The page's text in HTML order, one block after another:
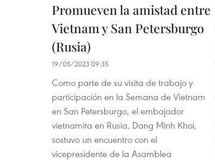
Promueven la amistad entre
Vietnam y San Petersburgo
(Rusia)
19/05/2023 09:35
Como parte de su visita de trabajo y
participación en la Semana de Vietnam
en San Petersburgo, el embajador
vietnamita en Rusia, Dang Minh Khoi,
sostuvo un encuentro con el
vicepresidente de la Asamblea